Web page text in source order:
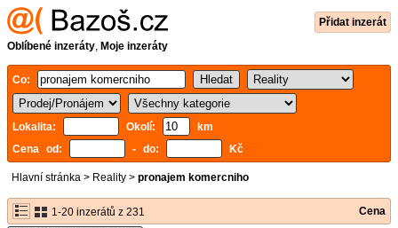
Přidat inzerát
Oblíbené inzeráty, Moje inzeráty
Co:
Lokalita: Okolí:
km
Cena od:
- do: Kč
Hlavní stránka > Reality > pronajem komercniho
1-20 inzerátů z 231 Cena